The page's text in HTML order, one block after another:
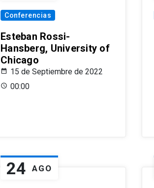
Conferencias
Esteban Rossi-
Hansberg, University of
Chicago
15 de Septiembre de 2022
00:00
24 AGO